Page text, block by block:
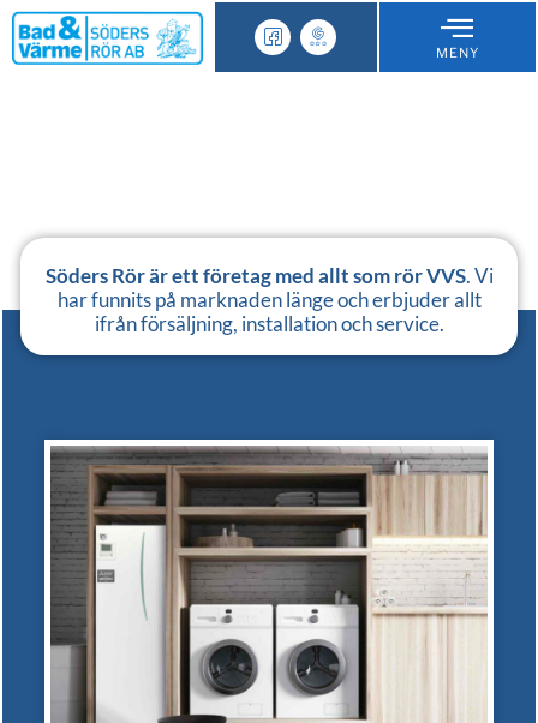
MENY
Söders Rör är ett företag med allt som rör VVS. Vi
har funnits på marknaden länge och erbjuder allt
ifrån försäljning, installation och service.